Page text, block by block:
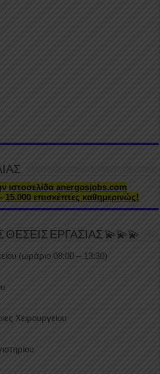
ιστοσελίδα anergosjobs.com
15.000 επισκέπτες καθημερινώς!
ΕΡΓΑΣΙΑΣ 💫💫💫
(ωράριο 08:00 – 13:30)
Χειρουργείου